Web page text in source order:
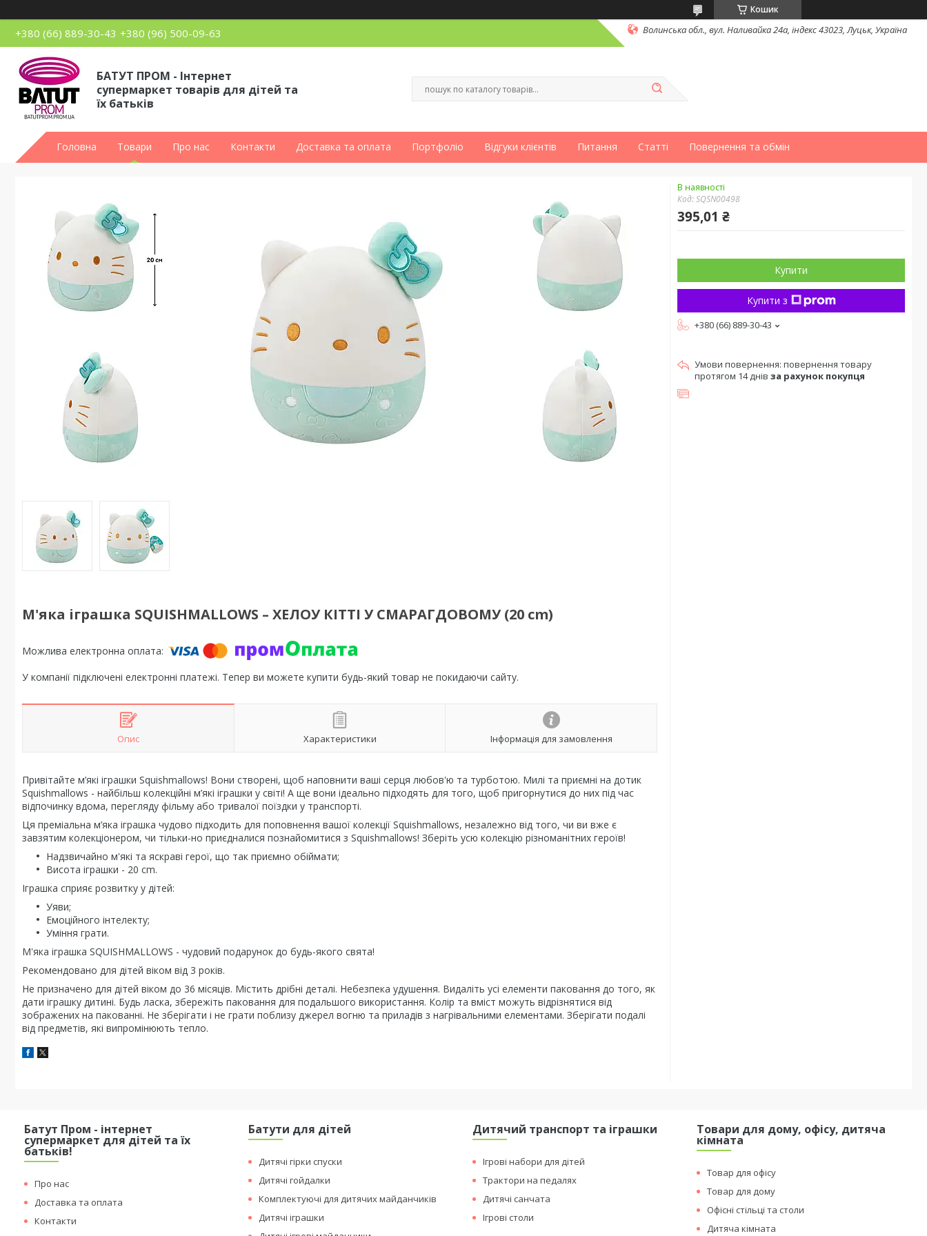
Кошик
+380 (66) 889-30-43 +380 (96) 500-09-63 Волинська обл., вул. Наливайка 24а, індекс 43023, Луцьк, Україна
БАТУТ ПРОМ - Інтернет
супермаркет товарів для дітей та
їх батьків
Головна Товари Про нас Контакти Доставка та оплата Портфоліо Відгуки клієнтів Питання Статті Повернення та обмін
М'яка іграшка SQUISHMALLOWS – ХЕЛОУ КІТТІ У СМАРАГДОВОМУ (20 cm)
У компанії підключені електронні платежі. Тепер ви можете купити будь-який товар не покидаючи сайту.
Опис Характеристики Інформація для замовлення
Привітайте м’які іграшки Squishmallows! Вони створені, щоб наповнити ваші серця любов'ю та турботою. Милі та приємні на дотик
Squishmallows - найбільш колекційні м’які іграшки у світі! А ще вони ідеально підходять для того, щоб пригорнутися до них під час
відпочинку вдома, перегляду фільму або тривалої поїздки у транспорті.
Ця преміальна м’яка іграшка чудово підходить для поповнення вашої колекції Squishmallows, незалежно від того, чи ви вже є
завзятим колекціонером, чи тільки-но приєдналися познайомитися з Squishmallows! Зберіть усю колекцію різноманітних героїв!
Надзвичайно м'які та яскраві герої, що так приємно обіймати;
Висота іграшки - 20 cm.
Іграшка сприяє розвитку у дітей:
Уяви;
Емоційного інтелекту;
Уміння грати.
М'яка іграшка SQUISHMALLOWS - чудовий подарунок до будь-якого свята!
Рекомендовано для дітей віком від 3 років.
Не призначено для дітей віком до 36 місяців. Містить дрібні деталі. Небезпека удушення. Видаліть усі елементи паковання до того, як
дати іграшку дитині. Будь ласка, збережіть паковання для подальшого використання. Колір та вміст можуть відрізнятися від
зображених на пакованні. Не зберігати і не грати поблизу джерел вогню та приладів з нагрівальними елементами. Зберігати подалі
від предметів, які випромінюють тепло.
В наявності
Код:SQSN00498
395,01 ₴
Купити
Купити з
+380 (66) 889-30-43
повернення товару
протягом 14 днів за рахунок покупця
Батут Пром - інтернет
супермаркет для дітей та їх
батьків!
Про нас
Доставка та оплата
Контакти
Батути для дітей
Дитячі гірки спуски
Дитячі гойдалки
Комплектуючі для дитячих майданчиків
Дитячі іграшки
Дитячий транспорт та іграшки
Ігрові набори для дітей
Трактори на педалях
Дитячі санчата
Ігрові столи
Товари для дому, офісу, дитяча
кімната
Товар для офісу
Товар для дому
Офісні стільці та столи
Дитяча кімната